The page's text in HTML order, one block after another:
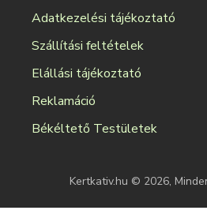
Adatkezelési tájékoztató
Szállítási feltételek
Elállási tájékoztató
Reklamáció
Békéltető Testületek
Kertkativ.hu © 2026,